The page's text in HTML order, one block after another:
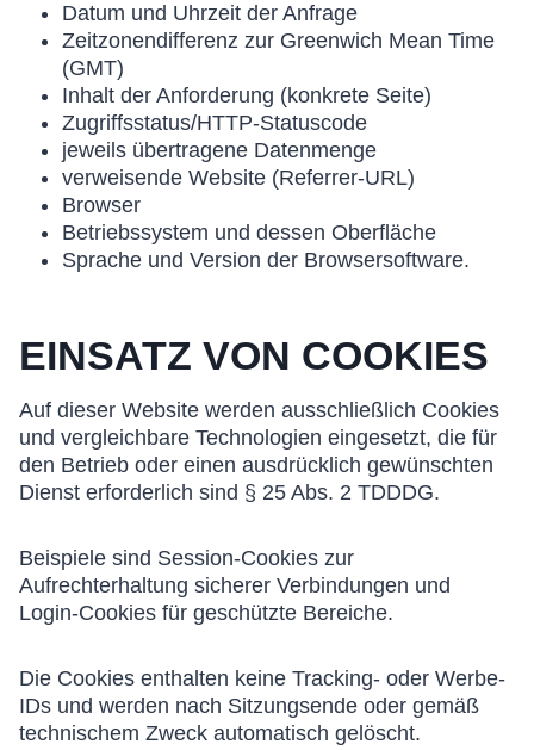
Datum und Uhrzeit der Anfrage
Zeitzonendifferenz zur Greenwich Mean Time
(GMT)
Inhalt der Anforderung (konkrete Seite)
Zugriffsstatus/HTTP-Statuscode
jeweils übertragene Datenmenge
verweisende Website (Referrer-URL)
Browser
Betriebssystem und dessen Oberfläche
Sprache und Version der Browsersoftware.
EINSATZ VON COOKIES
Auf dieser Website werden ausschließlich Cookies
und vergleichbare Technologien eingesetzt, die für
den Betrieb oder einen ausdrücklich gewünschten
Dienst erforderlich sind § 25 Abs. 2 TDDDG.
Beispiele sind Session-Cookies zur
Aufrechterhaltung sicherer Verbindungen und
Login-Cookies für geschützte Bereiche.
Die Cookies enthalten keine Tracking- oder Werbe-
IDs und werden nach Sitzungs­ende oder gemäß
technischem Zweck automatisch gelöscht.